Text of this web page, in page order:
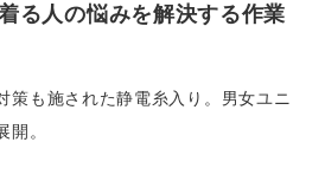
る人の悩みを解決する作業
策も施された静電糸入り。男女ユニ
。